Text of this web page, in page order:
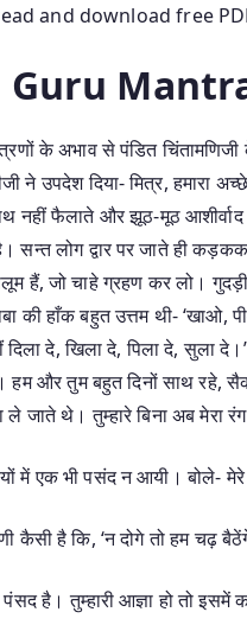
and download free
Guru
के अभाव से पंडित चिंतामणिजी
ने उपदेश दिया- मित्र,
नहीं फैलाते और झूठ-मूठ
सन्त लोग द्वार पर जाते ही
हैं, जो चाहे ग्रहण कर लो।
की हाँक बहुत उत्तम थी- ‘खाओ,
दिला दे, खिला दे, पिला दे, सुला
और तुम बहुत दिनों साथ रहे,
जाते थे। तुम्हारे बिना अब मेरा
में एक भी पसंद न आयी। बोले- मेरे
कैसी है कि, ‘न दोगे तो हम चढ़
है। तुम्हारी आज्ञा हो तो